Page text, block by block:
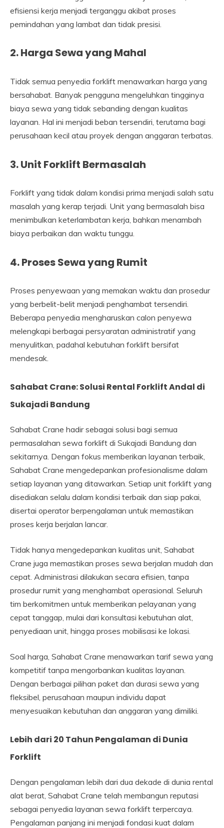
efisiensi kerja menjadi terganggu akibat proses
pemindahan yang lambat dan tidak presisi.
2. Harga Sewa yang Mahal
Tidak semua penyedia forklift menawarkan harga yang
bersahabat. Banyak pengguna mengeluhkan tingginya
biaya sewa yang tidak sebanding dengan kualitas
layanan. Hal ini menjadi beban tersendiri, terutama bagi
perusahaan kecil atau proyek dengan anggaran terbatas.
3. Unit Forklift Bermasalah
Forklift yang tidak dalam kondisi prima menjadi salah satu
masalah yang kerap terjadi. Unit yang bermasalah bisa
menimbulkan keterlambatan kerja, bahkan menambah
biaya perbaikan dan waktu tunggu.
4. Proses Sewa yang Rumit
Proses penyewaan yang memakan waktu dan prosedur
yang berbelit-belit menjadi penghambat tersendiri.
Beberapa penyedia mengharuskan calon penyewa
melengkapi berbagai persyaratan administratif yang
menyulitkan, padahal kebutuhan forklift bersifat
mendesak.
Sahabat Crane: Solusi Rental Forklift Andal di
Sukajadi Bandung
Sahabat Crane hadir sebagai solusi bagi semua
permasalahan sewa forklift di Sukajadi Bandung dan
sekitarnya. Dengan fokus memberikan layanan terbaik,
Sahabat Crane mengedepankan profesionalisme dalam
setiap layanan yang ditawarkan. Setiap unit forklift yang
disediakan selalu dalam kondisi terbaik dan siap pakai,
disertai operator berpengalaman untuk memastikan
proses kerja berjalan lancar.
Tidak hanya mengedepankan kualitas unit, Sahabat
Crane juga memastikan proses sewa berjalan mudah dan
cepat. Administrasi dilakukan secara efisien, tanpa
prosedur rumit yang menghambat operasional. Seluruh
tim berkomitmen untuk memberikan pelayanan yang
cepat tanggap, mulai dari konsultasi kebutuhan alat,
penyediaan unit, hingga proses mobilisasi ke lokasi.
Soal harga, Sahabat Crane menawarkan tarif sewa yang
kompetitif tanpa mengorbankan kualitas layanan.
Dengan berbagai pilihan paket dan durasi sewa yang
fleksibel, perusahaan maupun individu dapat
menyesuaikan kebutuhan dan anggaran yang dimiliki.
Lebih dari 20 Tahun Pengalaman di Dunia
Forklift
Dengan pengalaman lebih dari dua dekade di dunia rental
alat berat, Sahabat Crane telah membangun reputasi
sebagai penyedia layanan sewa forklift terpercaya.
Pengalaman panjang ini menjadi fondasi kuat dalam